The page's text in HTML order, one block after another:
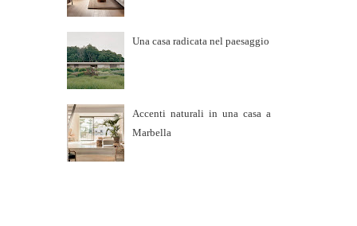
Una casa radicata nel paesaggio
Accenti naturali in una casa a
Marbella